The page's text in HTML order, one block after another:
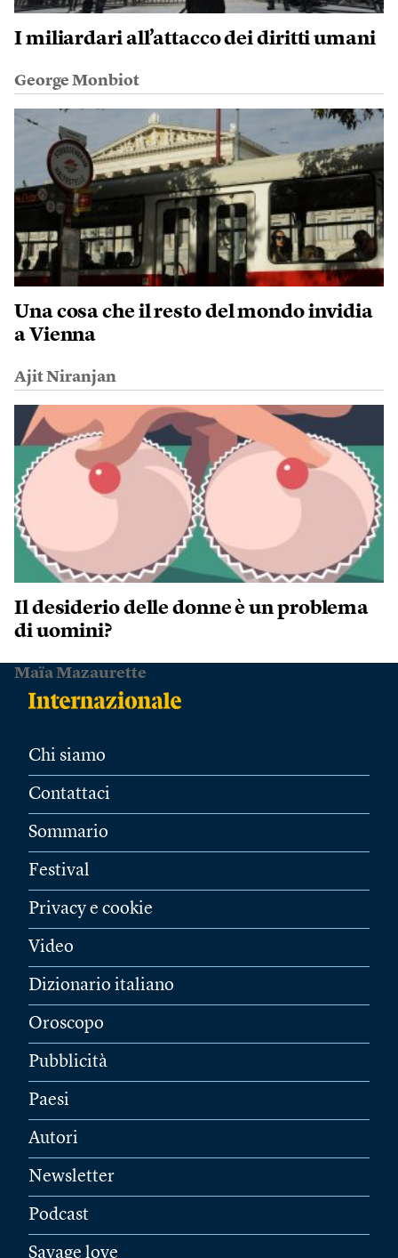
I miliardari all’attacco dei diritti umani
George Monbiot
Una cosa che il resto del mondo invidia
a Vienna
Ajit Niranjan
Il desiderio delle donne è un problema
di uomini?
Maïa Mazaurette
Chi siamo
Contattaci
Sommario
Festival
Privacy e cookie
Video
Dizionario italiano
Oroscopo
Pubblicità
Paesi
Autori
Newsletter
Podcast
Savage love